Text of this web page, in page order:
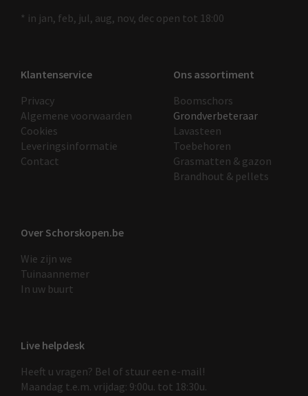
* in jan, feb, jul, aug, nov, dec open tot 18:00
Klantenservice
Privacy
Algemene voorwaarden
Cookies
Leveringsinformatie
Contact
Ons assortiment
Boomschors
Grondverbeteraar
Lavasteen
Toebehoren
Grasmatten & gazon
Brandhout & pellets
Over Schorskopen.be
Wie zijn we
Tuinaannemer
In uw buurt
Live helpdesk
Heeft u vragen? Bel of stuur een e-mail!
Maandag t.e.m. vrijdag: 9:00u. tot 18:30u.